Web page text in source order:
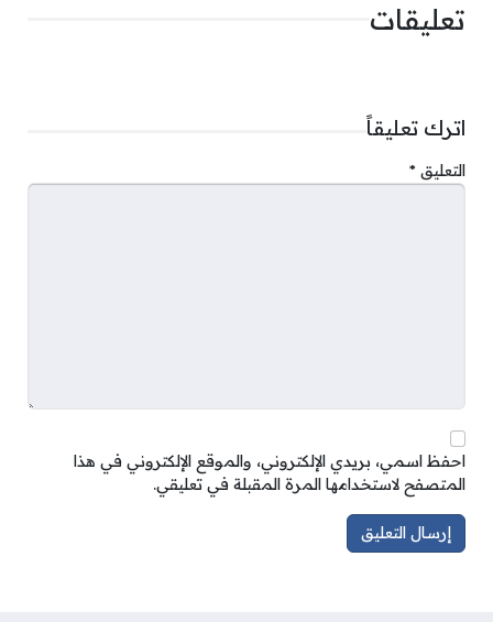
تعليقات
اترك تعليقاً
التعليق *
احفظ اسمي، بريدي الإلكتروني، والموقع الإلكتروني في هذا
المتصفح لاستخدامها المرة المقبلة في تعليقي.